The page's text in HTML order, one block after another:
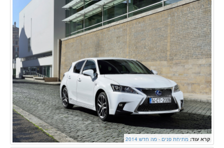
קרא עוד: מתיחת פנים - מה חדש 2014